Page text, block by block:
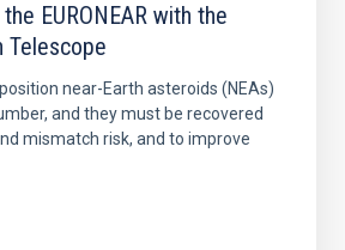
EURONEAR with the
Telescope
near-Earth asteroids (NEAs)
and they must be recovered
mismatch risk, and to improve